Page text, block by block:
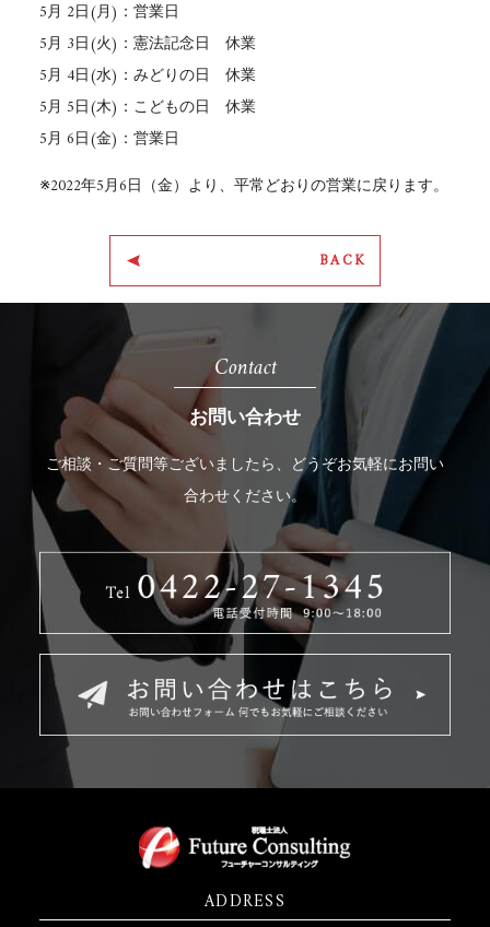
5月 2日(月)：営業日
5月 3日(火)：憲法記念日 休業
5月 4日(水)：みどりの日 休業
5月 5日(木)：こどもの日 休業
5月 6日(金)：営業日
※2022年5月6日（金）より、平常どおりの営業に戻ります。
BACK
Contact
お問い合わせ
ご相談・ご質問等ございましたら、どうぞお気軽にお問い
合わせください。
ADDRESS